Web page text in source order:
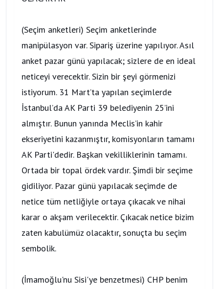
(Seçim anketleri) Seçim anketlerinde
manipülasyon var. Sipariş üzerine yapılıyor. Asıl
anket pazar günü yapılacak; sizlere de en ideal
neticeyi verecektir. Sizin bir şeyi görmenizi
istiyorum. 31 Mart’ta yapılan seçimlerde
İstanbul’da AK Parti 39 belediyenin 25’ini
almıştır. Bunun yanında Meclis’in kahir
ekseriyetini kazanmıştır, komisyonların tamamı
AK Parti'dedir. Başkan vekilliklerinin tamamı.
Ortada bir topal ördek vardır. Şimdi bir seçime
gidiliyor. Pazar günü yapılacak seçimde de
netice tüm netliğiyle ortaya çıkacak ve nihai
karar o akşam verilecektir. Çıkacak netice bizim
zaten kabulümüz olacaktır, sonuçta bu seçim
sembolik.
(İmamoğlu'nu Sisi'ye benzetmesi) CHP benim